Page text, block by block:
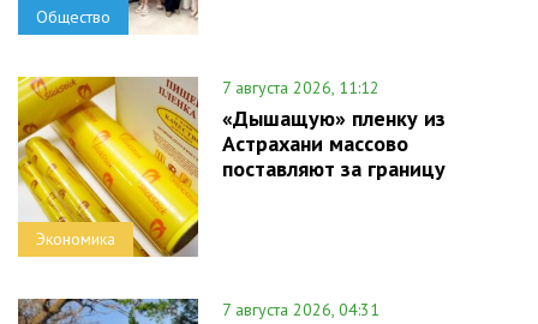
Общество
Экономика
7 августа 2026, 11:12
«Дышащую» пленку из
Астрахани массово
поставляют за границу
7 августа 2026, 04:31